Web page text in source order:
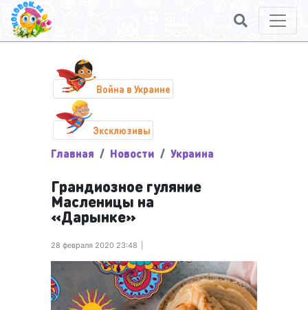
Война в Украине
Эксклюзивы
Главная Новости Украина
Грандиозное гуляние
Масленицы на
«Дарынке»
28 февраля 2020 23:48